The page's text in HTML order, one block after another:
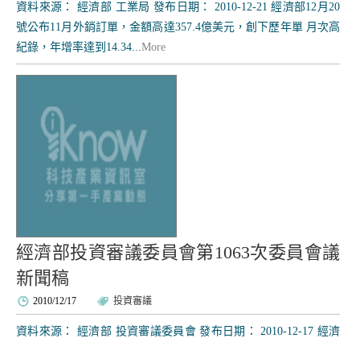
資料來源： 經濟部 工業局 發布日期： 2010-12-21 經濟部12月20
號公布11月外銷訂單，金額高達357.4億美元，創下歷年單 月次高
紀錄，年增率達到14.34...More
經濟部投資審議委員會第1063次委員會議
新聞稿
2010/12/17 投資審議
資料來源： 經濟部 投資審議委員會 發布日期： 2010-12-17 經濟